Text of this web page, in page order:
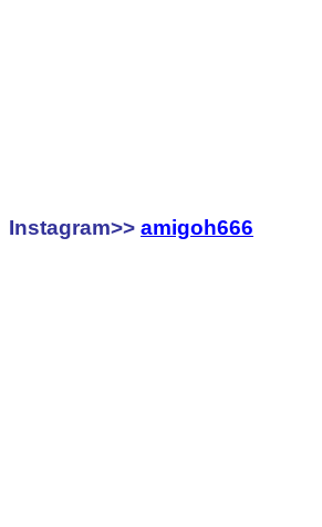
Instagram>> amigoh666